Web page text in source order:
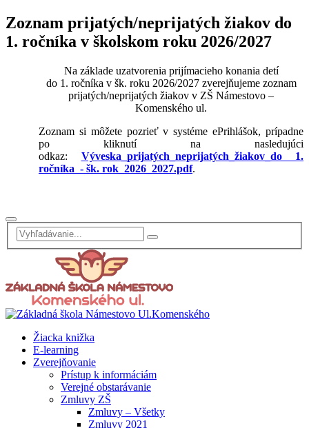
Zoznam prijatých/neprijatých žiakov do
1. ročníka v školskom roku 2026/2027
Na základe uzatvorenia prijímacieho konania detí
do 1. ročníka v šk. roku 2026/2027 zverejňujeme zoznam
prijatých/neprijatých žiakov v ZŠ Námestovo –
Komenského ul.
Zoznam si môžete pozrieť v systéme ePrihlášok, prípadne
po kliknutí na nasledujúci
odkaz: Výveska_prijatých_neprijatých_žiakov_do 1.
ročníka - šk. rok_2026_2027.pdf.
Žiacka knižka
E-learning
Zverejňovanie
Prístup k informáciám
Verejné obstarávanie
Zmluvy ZŠ
Zmluvy – Všetky
Zmluvy 2021